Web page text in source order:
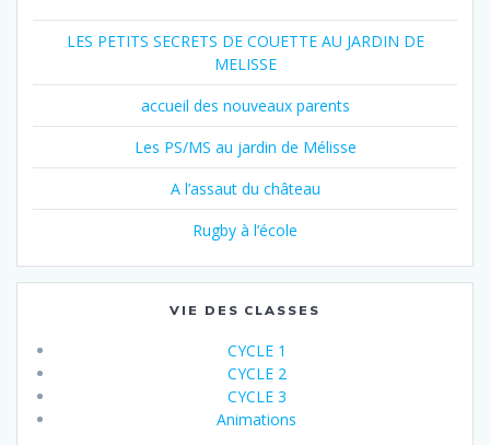
LES PETITS SECRETS DE COUETTE AU JARDIN DE
MELISSE
accueil des nouveaux parents
Les PS/MS au jardin de Mélisse
A l’assaut du château
Rugby à l’école
VIE DES CLASSES
CYCLE 1
CYCLE 2
CYCLE 3
Animations